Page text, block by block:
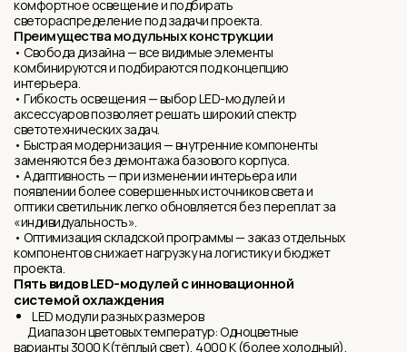
комфортное освещение и подбирать
светораспределение под задачи проекта.
Преимущества модульных конструкции
• Свобода дизайна — все видимые элементы
комбинируются и подбираются под концепцию
интерьера.
• Гибкость освещения — выбор LED-модулей и
аксессуаров позволяет решать широкий спектр
светотехнических задач.
• Быстрая модернизация — внутренние компоненты
заменяются без демонтажа базового корпуса.
• Адаптивность — при изменении интерьера или
появлении более совершенных источников света и
оптики светильник легко обновляется без переплат за
«индивидуальность».
• Оптимизация складской программы — заказ отдельных
компонентов снижает нагрузку на логистику и бюджет
проекта.
Пять видов LED-модулей с инновационной
системой охлаждения
LED модули разных размеров
Диапазон цветовых температур: Одноцветные
варианты 3000 K(тёплый свет), 4000 K (более холодный).